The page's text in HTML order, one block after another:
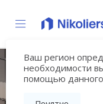
Ваш регион
необходимости
помощью
«ВЕЕР»